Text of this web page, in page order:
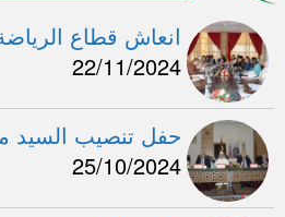
انعاش قطاع
22/11/2024
حفل تنصيب السيد
25/10/2024